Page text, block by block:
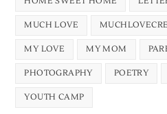
MUCH LOVE
MY LOVE MY MOM
PHOTOGRAPHY POETRY
YOUTH CAMP